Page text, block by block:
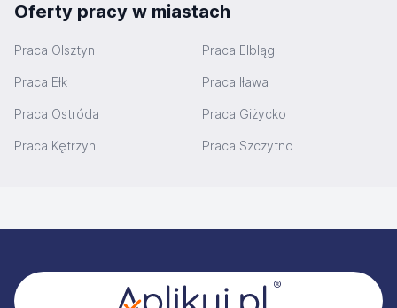
Oferty pracy w miastach
Praca Olsztyn Praca Elbląg
Praca Ełk Praca Iława
Praca Ostróda Praca Giżycko
Praca Kętrzyn Praca Szczytno